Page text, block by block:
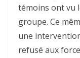
témoins ont vu
groupe. Ce
une
refusé aux